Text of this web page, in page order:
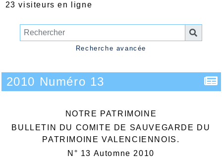
23 visiteurs en ligne
Recherche avancée
2010 Numéro 13
NOTRE PATRIMOINE
BULLETIN DU COMITE DE SAUVEGARDE DU
PATRIMOINE VALENCIENNOIS.
N° 13 Automne 2010